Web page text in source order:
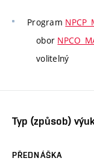
Program
obor
volitelný
Typ (způsob)
PŘEDNÁŠKA